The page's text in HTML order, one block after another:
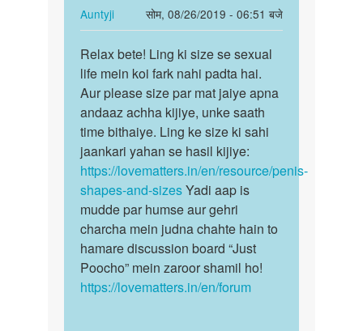
vishay
main…
by
Auntyji
Auntyji
सोम, 08/26/2019 - 06:51 बजे
In
reply
to
Mera.ling.5.inch.ka.hai.kiya…
by
Avsekh
Relax
bete!
Ling
ki
size
se…
Relax bete! Ling ki size se sexual
life mein koi fark nahi padta hai.
Aur please size par mat jaiye apna
andaaz achha kijiye, unke saath
time bithaiye. Ling ke size ki sahi
jaankari yahan se hasil kijiye:
https://lovematters.in/en/resource/penis-
shapes-and-sizesYadi aap is
mudde par humse aur gehri
charcha mein judna chahte hain to
hamare discussion board “Just
Poocho” mein zaroor shamil ho!
https://lovematters.in/en/forum